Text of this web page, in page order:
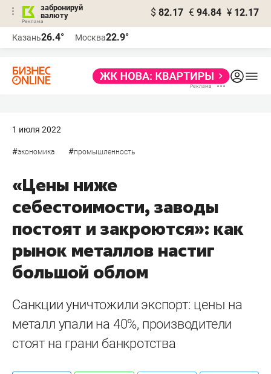
забронируй
валюту
$ 82.17 € 94.84 ¥ 12.17
Казань26.4° Москва22.9°
1 июля 2022
#экономика #промышленность
«Цены ниже
себестоимости, заводы
постоят и закроются»: как
рынок металлов настиг
большой облом
Санкции уничтожили экспорт: цены на
металл упали на 40%, производители
стоят на грани банкротства